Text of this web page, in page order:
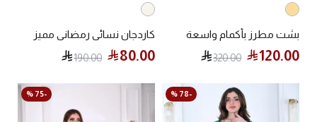
بشت مطرز بأكمام واسعة
120.00
320.00
كاردجان نسائي رمضاني مميز
80.00
190.00
-78 %
-75 %